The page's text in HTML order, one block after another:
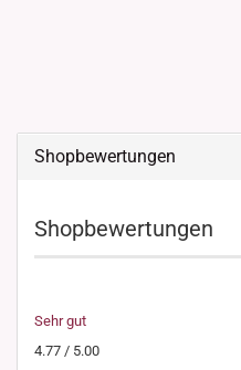
Shopbewertungen
Shopbewertungen
Sehr gut
4.77 / 5.00